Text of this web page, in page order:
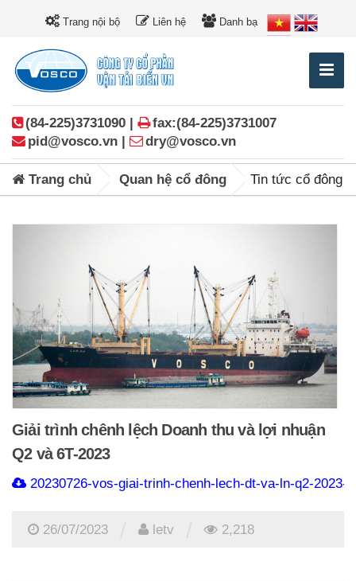
Trang nội bộ Liên hệ Danh bạ
(84-225)3731090 |
fax:(84-225)3731007
pid@vosco.vn |
dry@vosco.vn
Trang chủ Quan hệ cổ đông Tin tức cổ đông
Giải trình chênh lệch Doanh thu và lợi nhuận
Q2 và 6T-2023
20230726-vos-giai-trinh-chenh-lech-dt-va-ln-q2-2023-
26/07/2023 letv 2,218